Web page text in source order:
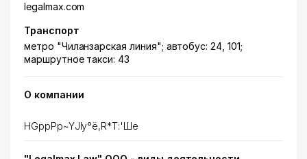
legalmax.com
Транспорт
метро "Чиланзарская линия"; автобус: 24, 101;
маршрутное такси: 43
О компании
НGppPp~YЈIy°ё,R*Т:'Шe